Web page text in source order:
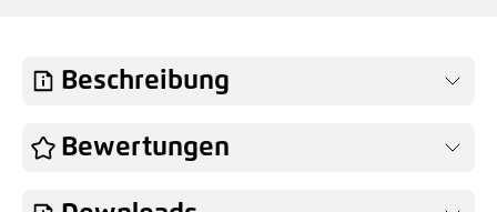
Beschreibung
Bewertungen